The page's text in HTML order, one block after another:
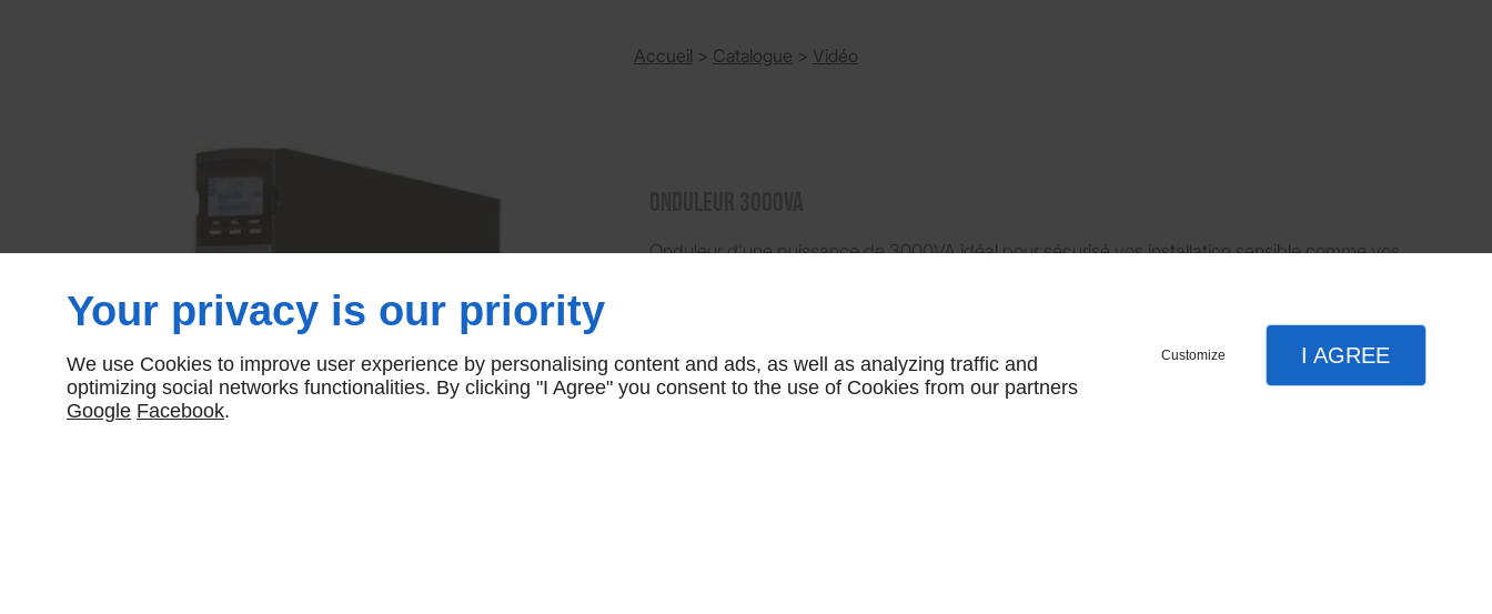
Accueil > Catalogue > Vidéo
Onduleur d'une puissance de 3000VA idéal pour sécurisé vos installation sensible comme vos
CONTACTEZ-NOUS
Your privacy is our priority
We use Cookies to improve user experience by personalising content and ads, as well as analyzing traffic and
optimizing social networks functionalities. By clicking "I Agree" you consent to the use of Cookies from our partners
Google Facebook.
Customize I AGREE